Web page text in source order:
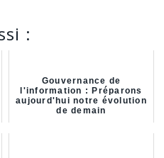
:
Gouvernance de
l'information : Préparons
aujourd'hui notre évolution
de demain